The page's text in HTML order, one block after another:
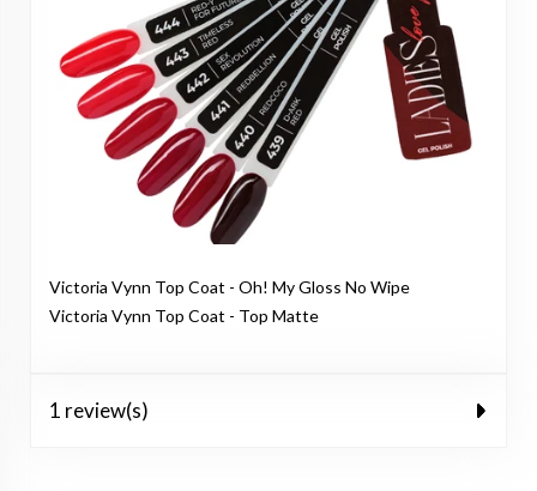
Victoria Vynn Top Coat - Oh! My Gloss No Wipe
Victoria Vynn Top Coat - Top Matte
1 review(s)